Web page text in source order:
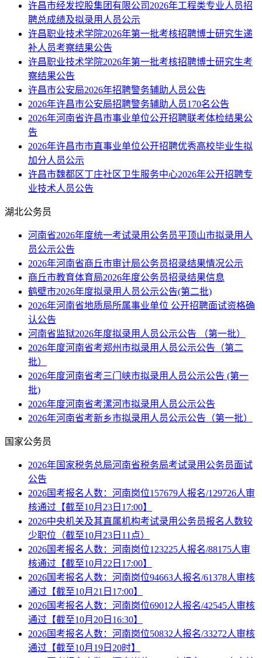
许昌市经发控股集团有限公司2026年工程类专业人员招
聘总成绩及拟录用人员公示
许昌职业技术学院2026年第一批考核招聘博士研究生递
补人员考察结果公告
许昌职业技术学院2026年第一批考核招聘博士研究生考
察结果公告
许昌市公安局2026年招聘警务辅助人员公告
2026年许昌市公安局招聘警务辅助人员170名公告
2026年河南省许昌市事业单位公开招聘联考体检结果公
告
2026年许昌市市直事业单位公开招聘优秀高校毕业生拟
加分人员公示
许昌市魏都区丁庄社区卫生服务中心2026年公开招聘专
业技术人员公告
湖北公务员
河南省2026年度统一考试录用公务员平顶山市拟录用人
员公示公告
2026年河南省商丘市审计局公务员招录结果情况公示
商丘市教育体育局2026年度公务员招录结果信息
鹤壁市2026年度拟录用人员公示公告(第二批)
2026年河南省地质局所属事业单位 公开招聘面试资格确
认公告
河南省监狱2026年度拟录用人员公示公告 （第一批）
2026年度河南省考郑州市拟录用人员公示公告（第二
批）
2026年度河南省考三门峡市拟录用人员公示公告 (第一
批)
2026年度河南省考漯河市拟录用人员公示公告
2026年河南省考新乡市拟录用人员公示公告（第一批）
国家公务员
2026年国家税务总局河南省税务局考试录用公务员面试
公告
2026国考报名人数：河南岗位157679人报名/129726人审
核通过【截至10月23日17:00】
2026中央机关及其直属机构考试录用公务员报名人数较
少职位（截至10月23日11点）
2026国考报名人数：河南岗位123225人报名/88175人审
核通过【截至10月22日17:00】
2026国考报名人数：河南岗位94663人报名/61378人审核
通过【截至10月21日17:00】
2026国考报名人数：河南岗位69012人报名/42545人审核
通过【截至10月20日16:30】
2026国考报名人数：河南岗位50832人报名/33272人审核
通过【截至10月19日20时】